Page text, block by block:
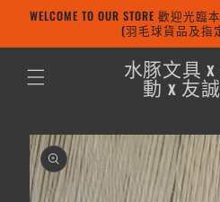
跳至內容
WELCOME TO OUR STORE 歡迎光
(羽毛球貨品及指
水豚文具
動 x 友
略過產品
資訊